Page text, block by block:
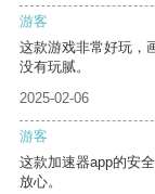
游客
这款游戏非常好玩，
没有玩腻。
2025-02-06
游客
这款加速器app的安
放心。